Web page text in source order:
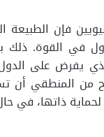
فإن
في القوة. ذلك
يفرض على
من المنطقي أن
ذاتها، في